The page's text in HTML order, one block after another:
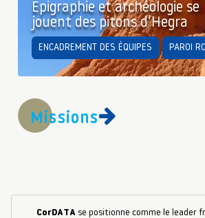
Épigraphie et archéologie se
jouent des pitons d’Hegra
ENCADREMENT DES ÉQUIPES PAROI
Missions
CorDATA se positionne comme le leader